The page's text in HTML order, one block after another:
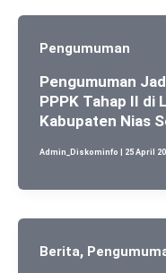
Pengumuman
Pengumuman
PPPK Tahap II di
Kabupaten Nias
Admin_Diskominfo 25 April
Berita,